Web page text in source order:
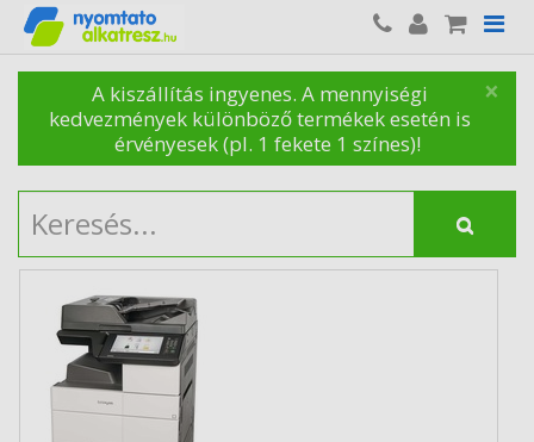
×
A kiszállítás ingyenes. A mennyiségi
kedvezmények különböző termékek esetén is
érvényesek (pl. 1 fekete 1 színes)!